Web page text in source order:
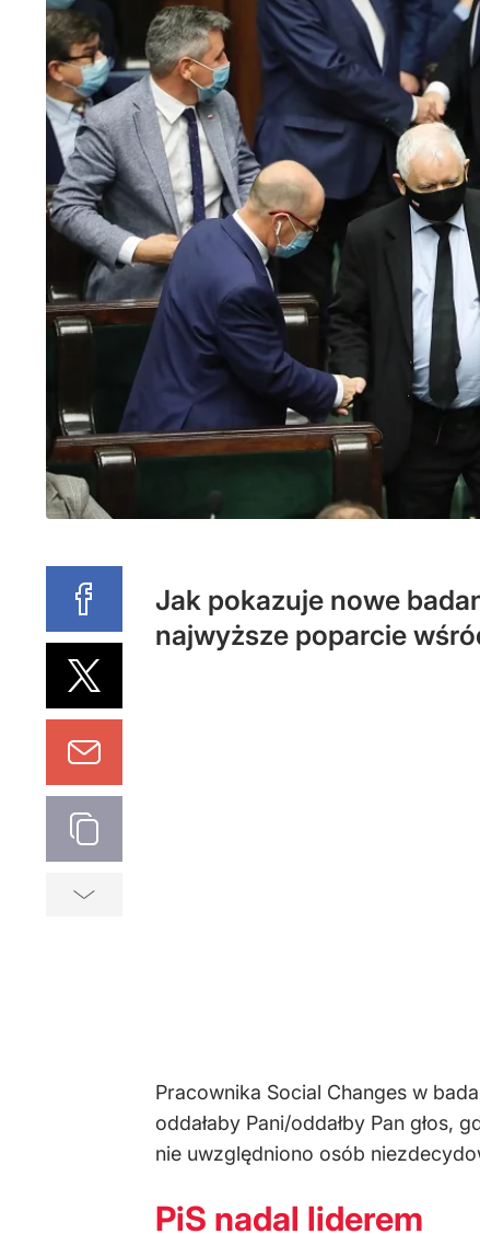
Jak pokazuje nowe
najwyższe poparcie
Pracownika Social Changes w
oddałaby Pani/oddałby Pan
nie uwzględniono osób
PiS nadal liderem